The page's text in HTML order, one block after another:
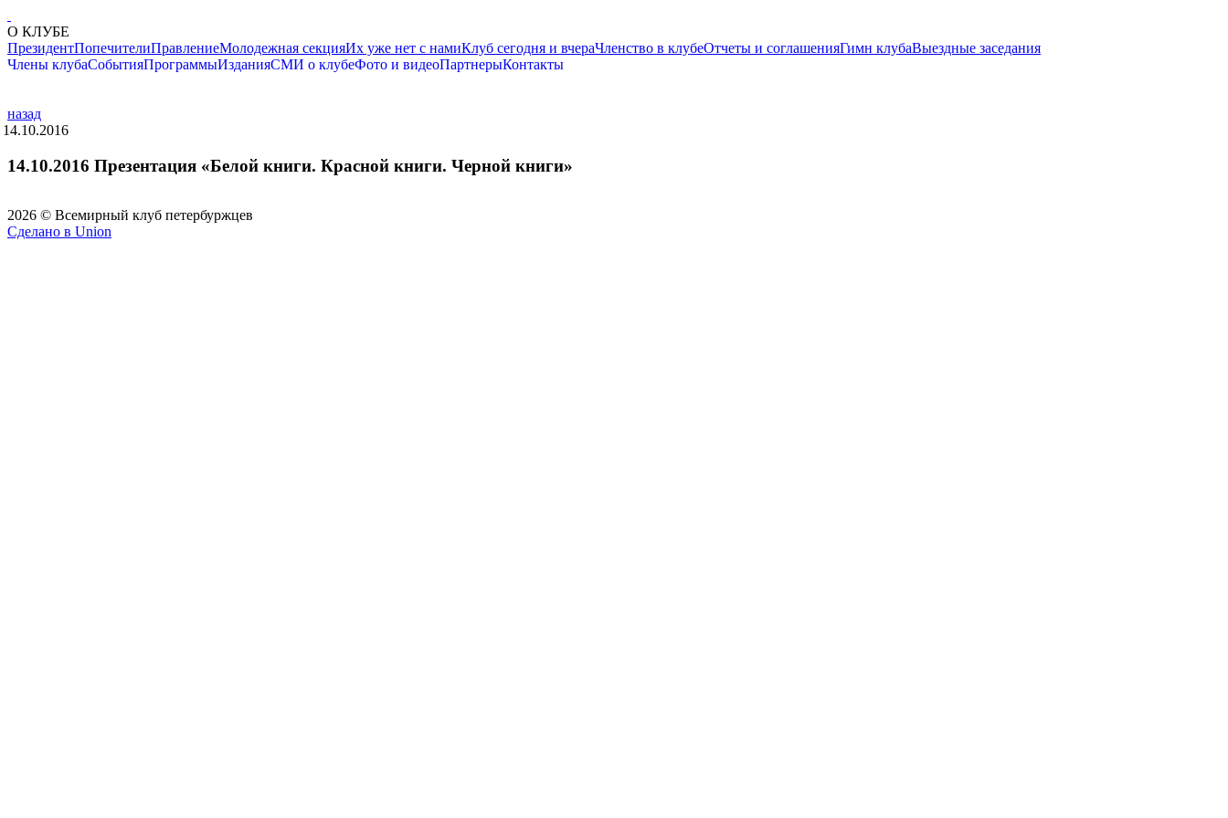
О КЛУБЕ
ПрезидентПопечителиПравлениеМолодежная секцияИх уже нет с намиКлуб сегодня и вчераЧленство в клубеОтчеты и соглашенияГимн клубаВыездные заседания
Члены клубаСобытияПрограммыИзданияСМИ о клубеФото и видеоПартнерыКонтакты
назад
14.10.2016
14.10.2016 Презентация «Белой книги. Красной книги. Черной книги»
2026 © Всемирный клуб петербуржцев
Сделано в Union